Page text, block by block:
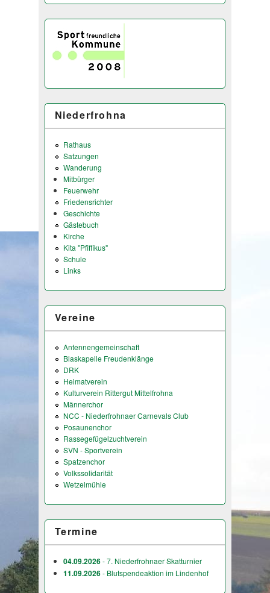
Niederfrohna
Rathaus
Satzungen
Wanderung
Mitbürger
Feuerwehr
Friedensrichter
Geschichte
Gästebuch
Kirche
Kita "Pfiffikus"
Schule
Links
Vereine
Antennengemeinschaft
Blaskapelle Freudenklänge
DRK
Heimatverein
Kulturverein Rittergut Mittelfrohna
Männerchor
NCC - Niederfrohnaer Carnevals Club
Posaunenchor
Rassegefügelzuchtverein
SVN - Sportverein
Spatzenchor
Volkssolidarität
Wetzelmühle
Termine
04.09.2026- 7. Niederfrohnaer Skatturnier
11.09.2026- Blutspendeaktion im Lindenhof